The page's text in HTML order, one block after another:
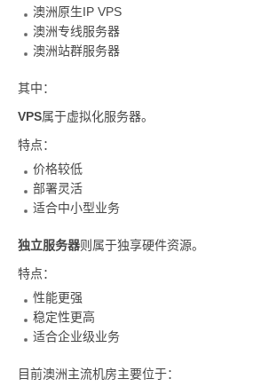
澳洲原生IP VPS
澳洲专线服务器
澳洲站群服务器
其中：
VPS属于虚拟化服务器。
特点：
价格较低
部署灵活
适合中小型业务
独立服务器则属于独享硬件资源。
特点：
性能更强
稳定性更高
适合企业级业务
目前澳洲主流机房主要位于：